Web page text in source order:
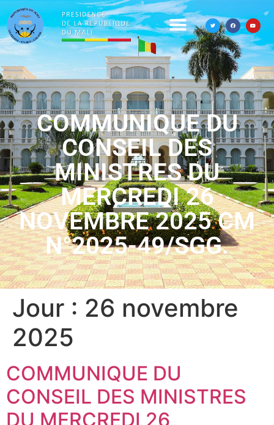
COMMUNIQUE DU
CONSEIL DES
MINISTRES DU
MERCREDI 26
NOVEMBRE 2025 CM
N°2025-49/SGG.
Jour : 26 novembre
2025
COMMUNIQUE DU
CONSEIL DES MINISTRES
DU MERCREDI 26